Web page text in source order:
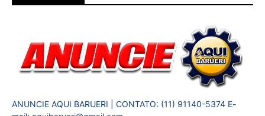
ANUNCIE AQUI BARUERI | CONTATO: (11) 91140-5374 E-